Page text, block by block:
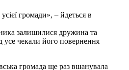
усієї громади», – йдеться в
залишилися дружина та
усе чекали його повернення
громада ще раз вшанувала